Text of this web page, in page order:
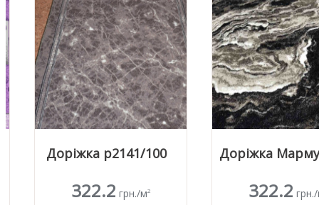
Доріжка p2141/100
322.2грн./м 2
Доріжка Мармур/Р4
322.2грн./м 2